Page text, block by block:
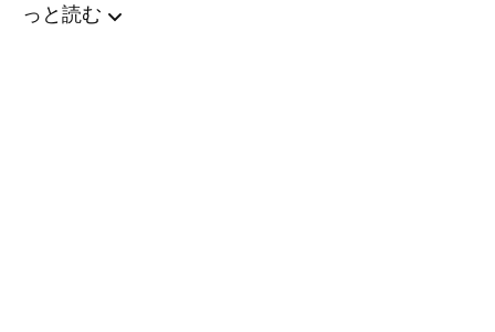
っと読む